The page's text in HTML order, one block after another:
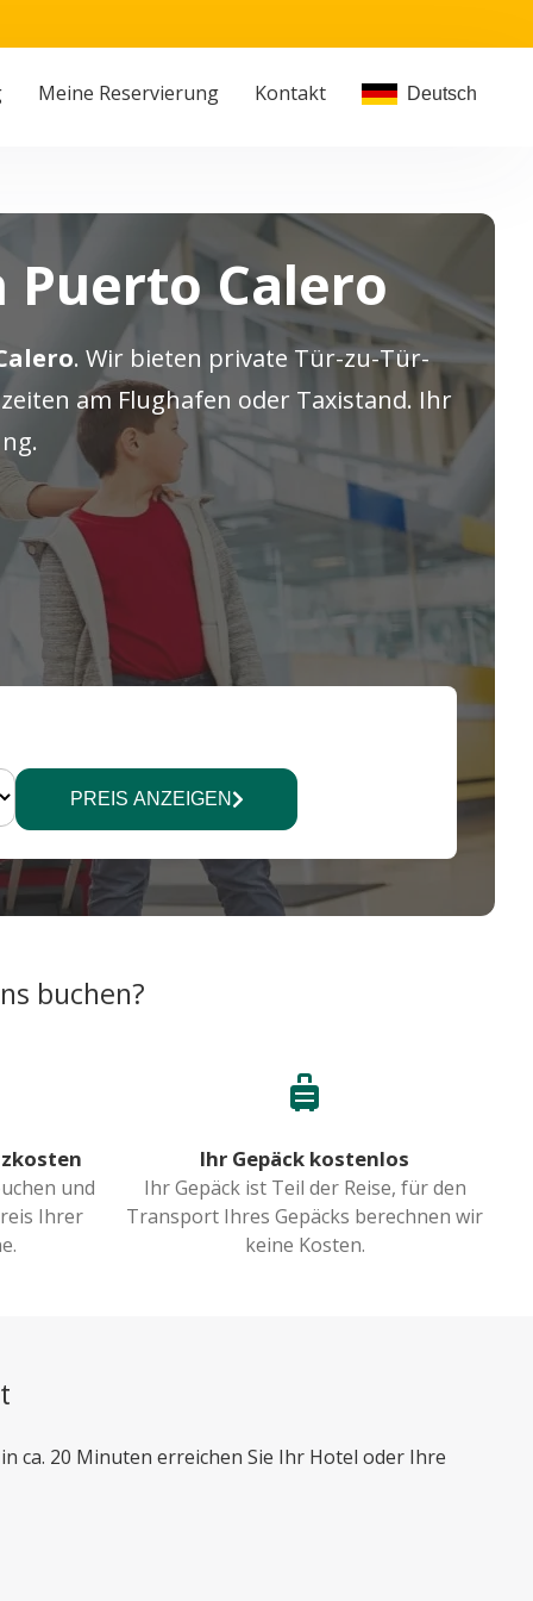
Meine Reservierung Kontakt Deutsch
Calero
. Wir bieten private Tür-zu-Tür-
am Flughafen oder Taxistand. Ihr
PREIS ANZEIGEN
buchen?
und
Ihrer
Ihr Gepäck kostenlos
Ihr Gepäck ist Teil der Reise, für den
Transport Ihres Gepäcks berechnen wir
keine Kosten.
ca. 20 Minuten erreichen Sie Ihr Hotel oder Ihre